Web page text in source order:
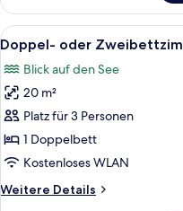
(Wechsel
beim
Check-
Alle
Fotos
für
Doppel-
oder
Zweibettzimmer,
Seeblick
6
Doppel- oder
Blick auf den See
20 m²
Platz für 3 Personen
1 Doppelbett
Kostenloses WLAN
Weitere Details
Weitere